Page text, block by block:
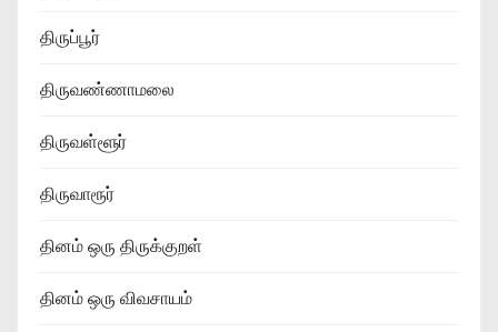
திருப்பூர்
திருவண்ணாமலை
திருவள்ளூர்
திருவாரூர்
தினம் ஒரு திருக்குறள்
தினம் ஒரு விவசாயம்